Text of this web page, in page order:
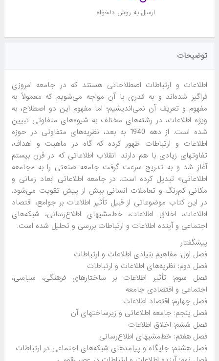
ارسال به روش دلخواه
توضیحات
اطلاعات و ارتباطات اصطلاحاتی هستند که در جامعه امروزی
فراگیر شده‌اند و به قدری با آن مواجه می‌شویم که معمولاً به
مفهوم و تعریف آن نمی‌اندیشیم؛ اما مفهوم این دو اصطلاح، به
ویژه اطلاعات، در رشته‌های مختلف به شیوه‌های متفاوتی تبیین
شده است. از دهه 1940 به بعد، نظریه‌های متفاوتی در حوزه
اطلاعات و ارتباطات ظهور کرده که گاه در ماهیت و اهداف،
تفاوتهای زیادی با هم دارند. انقلاب اطلاعاتی که در قرن بیستم
آغاز شد و به تدریج سرعت گرفت جامعه صنعتی را به «جامعه
اطلاعاتی» تبدیل کرده است. در جامعه اطلاعاتی ابعاد زمانی و
مکانی کم‌رنگ و تعاملات انسانی بیش از پیش تقویت می‌شود.
در این کتاب موضوعاتی از قبیل تأثیر اطلاعات بر جوامع، اقتصاد
اطلاعات، اخلاق اطلاعات، خط‌مشیهای اطلاع‌رسانی، شبکه‌های
اجتماعی و آینده اطلاعات و ارتباطات بررسی و تحلیل شده است.
پیشگفتار
فصل اول: مفاهیم بنیادی اطلاعات و ارتباطات
فصل دوم: نظریه‌های اطلاعات و ارتباطات
فصل سوم: تأثیر اطلاعات بر ساختارهای فرهنگی، سیاسی،
اجتماعی و اقتصادی جامعه
فصل چهارم: اقتصاد اطلاعات
فصل پنجم: جامعه اطلاعاتی و زیرساختهای آن
فصل ششم: اخلاق اطلاعات
فصل هفتم: خط‌‌مشیهای اطلاع‌رسانی
فصل هشتم: جایگاه و پیامدهای شبکه‌های اجتماعی در ارتباطات